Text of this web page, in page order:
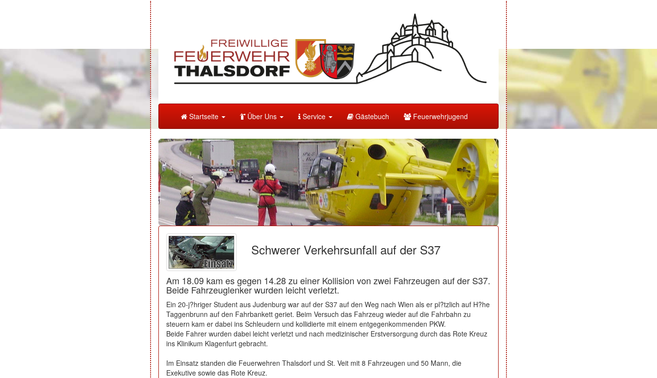
Startseite Über Uns Service Gästebuch Feuerwehrjugend
Schwerer Verkehrsunfall auf der S37
Am 18.09 kam es gegen 14.28 zu einer Kollision von zwei Fahrzeugen auf der S37.
Beide Fahrzeuglenker wurden leicht verletzt.
Ein 20-j?hriger Student aus Judenburg war auf der S37 auf den Weg nach Wien als er pl?tzlich auf H?he
Taggenbrunn auf den Fahrbankett geriet. Beim Versuch das Fahrzeug wieder auf die Fahrbahn zu
steuern kam er dabei ins Schleudern und kollidierte mit einem entgegenkommenden PKW.
Beide Fahrer wurden dabei leicht verletzt und nach medizinischer Erstversorgung durch das Rote Kreuz
ins Klinikum Klagenfurt gebracht.
Im Einsatz standen die Feuerwehren Thalsdorf und St. Veit mit 8 Fahrzeugen und 50 Mann, die
Exekutive sowie das Rote Kreuz.